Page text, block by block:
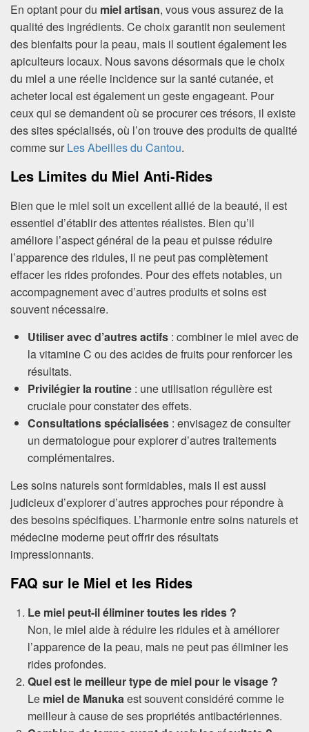
En optant pour du miel artisan, vous vous assurez de la
qualité des ingrédients. Ce choix garantit non seulement
des bienfaits pour la peau, mais il soutient également les
apiculteurs locaux. Nous savons désormais que le choix
du miel a une réelle incidence sur la santé cutanée, et
acheter local est également un geste engageant. Pour
ceux qui se demandent où se procurer ces trésors, il existe
des sites spécialisés, où l’on trouve des produits de qualité
comme sur Les Abeilles du Cantou.
Les Limites du Miel Anti-Rides
Bien que le miel soit un excellent allié de la beauté, il est
essentiel d’établir des attentes réalistes. Bien qu’il
améliore l’aspect général de la peau et puisse réduire
l’apparence des ridules, il ne peut pas complètement
effacer les rides profondes. Pour des effets notables, un
accompagnement avec d’autres produits et soins est
souvent nécessaire.
Utiliser avec d’autres actifs : combiner le miel avec de
la vitamine C ou des acides de fruits pour renforcer les
résultats.
Privilégier la routine : une utilisation régulière est
cruciale pour constater des effets.
Consultations spécialisées : envisagez de consulter
un dermatologue pour explorer d’autres traitements
complémentaires.
Les soins naturels sont formidables, mais il est aussi
judicieux d’explorer d’autres approches pour répondre à
des besoins spécifiques. L’harmonie entre soins naturels et
médecine moderne peut offrir des résultats
impressionnants.
FAQ sur le Miel et les Rides
Le miel peut-il éliminer toutes les rides ?
Non, le miel aide à réduire les ridules et à améliorer
l’apparence de la peau, mais ne peut pas éliminer les
rides profondes.
Quel est le meilleur type de miel pour le visage ?
Le miel de Manukaest souvent considéré comme le
meilleur à cause de ses propriétés antibactériennes.